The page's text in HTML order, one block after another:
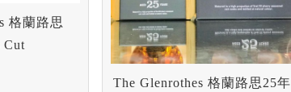
格蘭路思
Cut
The Glenrothes 格蘭路思25年